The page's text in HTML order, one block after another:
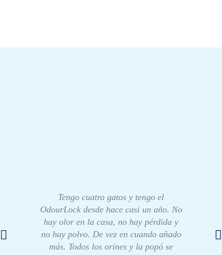
Tengo cuatro gatos y tengo el
OdourLock desde hace casi un año. No
hay olor en la casa, no hay pérdida y
no hay polvo. De vez en cuando añado
más. Todos los orines y la popó se